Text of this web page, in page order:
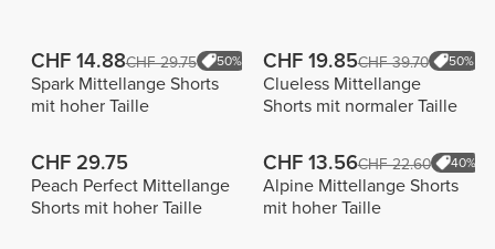
CHF 14.88CHF 29.75 50%
Spark Mittellange Shorts
mit hoher Taille
CHF 19.85CHF 39.70 50%
Clueless Mittellange
Shorts mit normaler Taille
CHF 29.75
Peach Perfect Mittellange
Shorts mit hoher Taille
CHF 13.56CHF 22.60 40%
Alpine Mittellange Shorts
mit hoher Taille